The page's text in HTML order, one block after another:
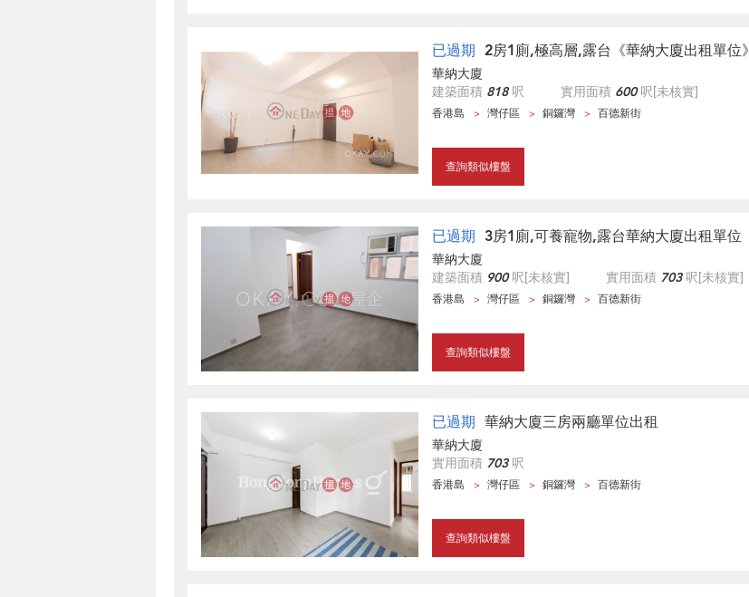
已過期 2房1廁,極高層,露台《華納大廈出租單位》
華納大廈
建築面積 818呎 實用面積 600呎[未核實]
香港島 灣仔區 銅鑼灣 百德新街
查詢類似樓盤
已過期 3房1廁,可養寵物,露台華納大廈出租單位
華納大廈
建築面積 900呎[未核實] 實用面積 703呎[未核實]
香港島 灣仔區 銅鑼灣 百德新街
查詢類似樓盤
已過期 華納大廈三房兩廳單位出租
華納大廈
實用面積 703呎
香港島 灣仔區 銅鑼灣 百德新街
查詢類似樓盤